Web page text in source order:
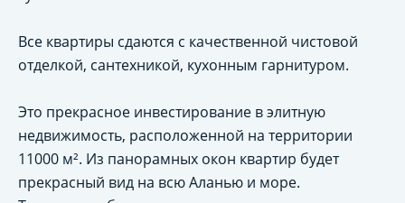
Все квартиры сдаются с качественной чистовой
отделкой, сантехникой, кухонным гарнитуром.
Это прекрасное инвестирование в элитную
недвижимость, расположенной на территории
11000 м². Из панорамных окон квартир будет
прекрасный вид на всю Аланью и море.